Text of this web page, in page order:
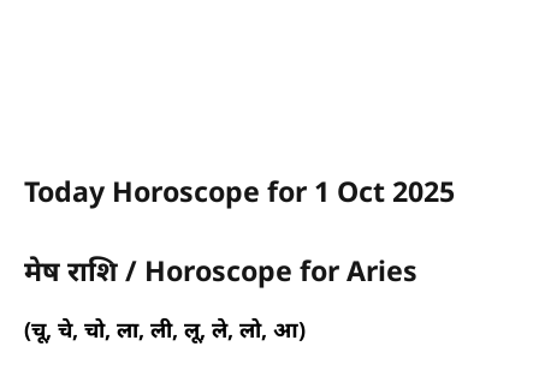
Today Horoscope for 1 Oct 2025
मेष राशि / Horoscope for Aries
(चू, चे, चो, ला, ली, लू, ले, लो, आ)